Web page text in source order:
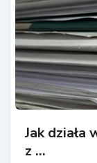
Jak działa
z ...